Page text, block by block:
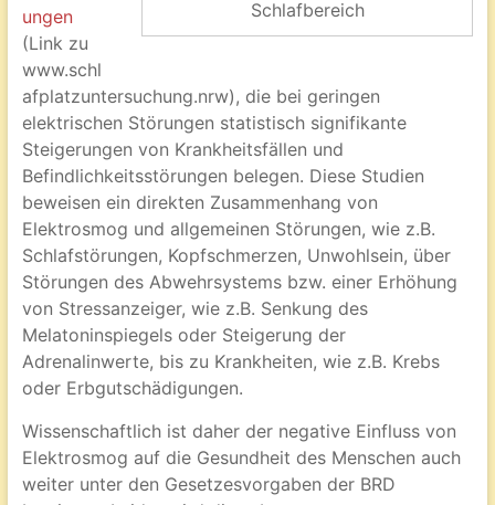
Schlafbereich
ungen
(Link zu
www.schl
afplatzuntersuchung.nrw), die bei geringen
elektrischen Störungen statistisch signifikante
Steigerungen von Krankheitsfällen und
Befindlichkeitsstörungen belegen. Diese Studien
beweisen ein direkten Zusammenhang von
Elektrosmog und allgemeinen Störungen, wie z.B.
Schlafstörungen, Kopfschmerzen, Unwohlsein, über
Störungen des Abwehrsystems bzw. einer Erhöhung
von Stressanzeiger, wie z.B. Senkung des
Melatoninspiegels oder Steigerung der
Adrenalinwerte, bis zu Krankheiten, wie z.B. Krebs
oder Erbgutschädigungen.
Wissenschaftlich ist daher der negative Einfluss von
Elektrosmog auf die Gesundheit des Menschen auch
weiter unter den Gesetzesvorgaben der BRD